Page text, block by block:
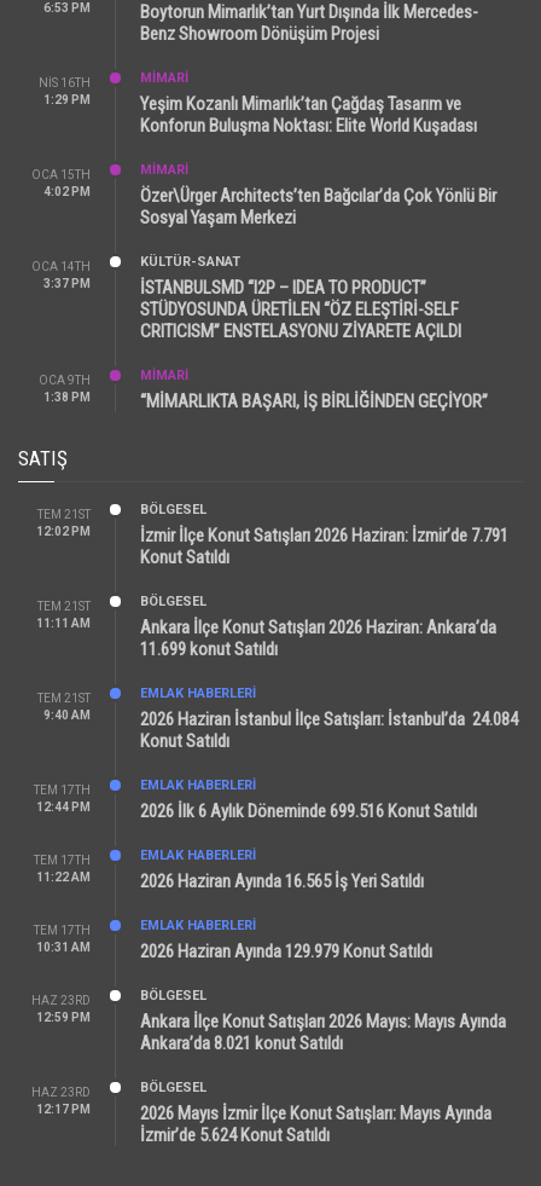
6:53 PM
Boytorun Mimarlık’tan Yurt Dışında İlk Mercedes-
Benz Showroom Dönüşüm Projesi
NIS 16TH
1:29 PM
MİMARİ
Yeşim Kozanlı Mimarlık’tan Çağdaş Tasarım ve
Konforun Buluşma Noktası: Elite World Kuşadası
OCA 15TH
4:02 PM
MİMARİ
Özer\Ürger Architects’ten Bağcılar’da Çok Yönlü Bir
Sosyal Yaşam Merkezi
OCA 14TH
3:37 PM
KÜLTÜR-SANAT
İSTANBULSMD “I2P – IDEA TO PRODUCT”
STÜDYOSUNDA ÜRETİLEN “ÖZ ELEŞTİRİ-SELF
CRITICISM” ENSTELASYONU ZİYARETE AÇILDI
OCA 9TH
1:38 PM
MİMARİ
“MİMARLIKTA BAŞARI, İŞ BİRLİĞİNDEN GEÇİYOR”
SATIŞ
TEM 21ST
12:02 PM
BÖLGESEL
İzmir İlçe Konut Satışları 2026 Haziran: İzmir’de 7.791
Konut Satıldı
TEM 21ST
11:11 AM
BÖLGESEL
Ankara İlçe Konut Satışları 2026 Haziran: Ankara’da
11.699 konut Satıldı
TEM 21ST
9:40 AM
EMLAK HABERLERI
2026 Haziran İstanbul İlçe Satışları: İstanbul’da 24.084
Konut Satıldı
TEM 17TH
12:44 PM
EMLAK HABERLERI
2026 İlk 6 Aylık Döneminde 699.516 Konut Satıldı
TEM 17TH
11:22 AM
EMLAK HABERLERI
2026 Haziran Ayında 16.565 İş Yeri Satıldı
TEM 17TH
10:31 AM
EMLAK HABERLERI
2026 Haziran Ayında 129.979 Konut Satıldı
HAZ 23RD
12:59 PM
BÖLGESEL
Ankara İlçe Konut Satışları 2026 Mayıs: Mayıs Ayında
Ankara’da 8.021 konut Satıldı
HAZ 23RD
12:17 PM
BÖLGESEL
2026 Mayıs İzmir İlçe Konut Satışları: Mayıs Ayında
İzmir’de 5.624 Konut Satıldı